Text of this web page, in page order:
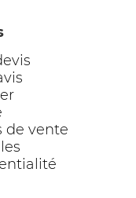
de vente